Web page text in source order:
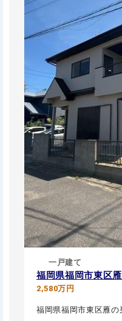
一戸建て
福岡県福岡市東区
2,580万円
福岡県福岡市東区雁の